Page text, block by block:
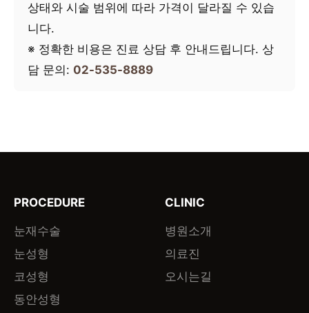
상태와 시술 범위에 따라 가격이 달라질 수 있습
니다.
※ 정확한 비용은 진료 상담 후 안내드립니다. 상
담 문의: 02-535-8889
PROCEDURE
눈재수술
눈성형
코성형
동안성형
CLINIC
병원소개
의료진
오시는길